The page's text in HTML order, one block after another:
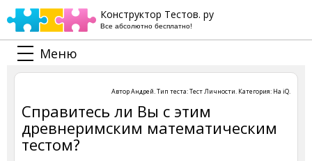
Конструктор Тестов. ру
Все абсолютно бесплатно!
Меню
АвторАндрей. Тип теста:Тест Личности. Категория: На iQ.
Справитесь ли Вы с этим
древнеримским математическим
тестом?